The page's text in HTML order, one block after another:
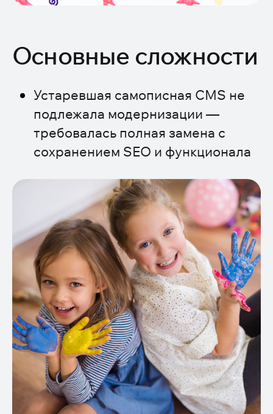
Основные сложности
Устаревшая самописная CMS не
подлежала модернизации —
требовалась полная замена с
сохранением SEO и функционала